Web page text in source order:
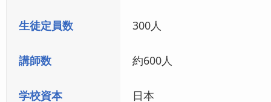
生徒定員数 300人
講師数 約600人
学校資本 日本